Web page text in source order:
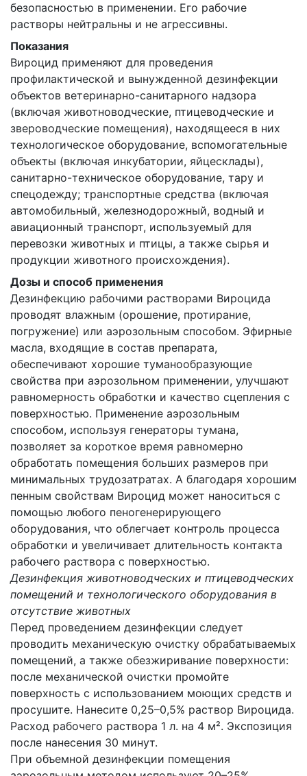
безопасностью в применении. Его рабочие
растворы нейтральны и не агрессивны.
Показания
Вироцид применяют для проведения
профилактической и вынужденной дезинфекции
объектов ветеринарно-санитарного надзора
(включая животноводческие, птицеводческие и
звероводческие помещения), находящееся в них
технологическое оборудование, вспомогательные
объекты (включая инкубатории, яйцесклады),
санитарно-техническое оборудование, тару и
спецодежду; транспортные средства (включая
автомобильный, железнодорожный, водный и
авиационный транспорт, используемый для
перевозки животных и птицы, а также сырья и
продукции животного происхождения).
Дозы и способ применения
Дезинфекцию рабочими растворами Вироцида
проводят влажным (орошение, протирание,
погружение) или аэрозольным способом. Эфирные
масла, входящие в состав препарата,
обеспечивают хорошие туманообразующие
свойства при аэрозольном применении, улучшают
равномерность обработки и качество сцепления с
поверхностью. Применение аэрозольным
способом, используя генераторы тумана,
позволяет за короткое время равномерно
обработать помещения больших размеров при
минимальных трудозатратах. А благодаря хорошим
пенным свойствам Вироцид может наноситься с
помощью любого пеногенерирующего
оборудования, что облегчает контроль процесса
обработки и увеличивает длительность контакта
рабочего раствора с поверхностью.
Дезинфекция животноводческих и птицеводческих
помещений и технологического оборудования в
отсутствие животных
Перед проведением дезинфекции следует
проводить механическую очистку обрабатываемых
помещений, а также обезжиривание поверхности:
после механической очистки промойте
поверхность с использованием моющих средств и
просушите. Нанесите 0,25–0,5% раствор Вироцида.
Расход рабочего раствора 1 л. на 4 м². Экспозиция
после нанесения 30 минут.
При объемной дезинфекции помещения